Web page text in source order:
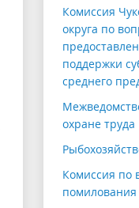
Комиссия
округа по
поддержки
среднего
охране труда
Комиссия по
помилования